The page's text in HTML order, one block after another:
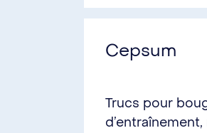
Cepsum
Trucs pour